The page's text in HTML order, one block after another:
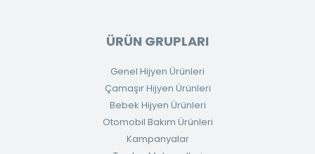
ÜRÜN GRUPLARI
Genel Hijyen Ürünleri
Çamaşır Hijyen Ürünleri
Bebek Hijyen Ürünleri
Otomobil Bakım Ürünleri
Kampanyalar